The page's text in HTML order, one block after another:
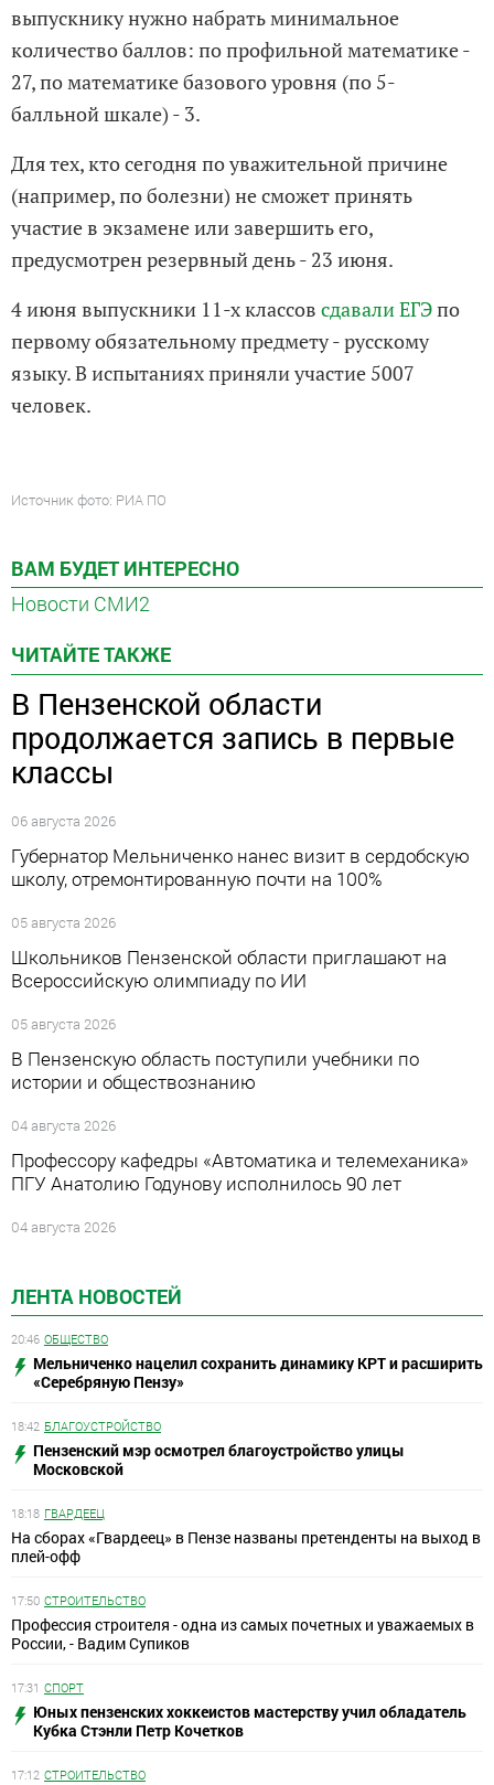
ЛЕНТА НОВОСТЕЙ
20:46 ОБЩЕСТВО
Мельниченко нацелил сохранить динамику КРТ и расширить
«Серебряную Пензу»
18:42 БЛАГОУСТРОЙСТВО
Пензенский мэр осмотрел благоустройство улицы
Московской
18:18 ГВАРДЕЕЦ
На сборах «Гвардеец» в Пензе названы претенденты на выход в
плей-офф
17:50 СТРОИТЕЛЬСТВО
Профессия строителя - одна из самых почетных и уважаемых в
России, - Вадим Супиков
17:31 СПОРТ
Юных пензенских хоккеистов мастерству учил обладатель
Кубка Стэнли Петр Кочетков
17:12 СТРОИТЕЛЬСТВО
выпускнику нужно набрать минимальное
количество баллов: по профильной математике -
27, по математике базового уровня (по 5-
балльной шкале) - 3.
Для тех, кто сегодня по уважительной причине
(например, по болезни) не сможет принять
участие в экзамене или завершить его,
предусмотрен резервный день - 23 июня.
4 июня выпускники 11-х классов сдавали ЕГЭпо
первому обязательному предмету - русскому
языку. В испытаниях приняли участие 5007
человек.
Источник фото: РИА ПО
ВАМ БУДЕТ ИНТЕРЕСНО
Новости СМИ2
ЧИТАЙТЕ ТАКЖЕ
В Пензенской области
продолжается запись в первые
классы
06 августа 2026
Губернатор Мельниченко нанес визит в сердобскую
школу, отремонтированную почти на 100%
05 августа 2026
Школьников Пензенской области приглашают на
Всероссийскую олимпиаду по ИИ
05 августа 2026
В Пензенскую область поступили учебники по
истории и обществознанию
04 августа 2026
Профессору кафедры «Автоматика и телемеханика»
ПГУ Анатолию Годунову исполнилось 90 лет
04 августа 2026